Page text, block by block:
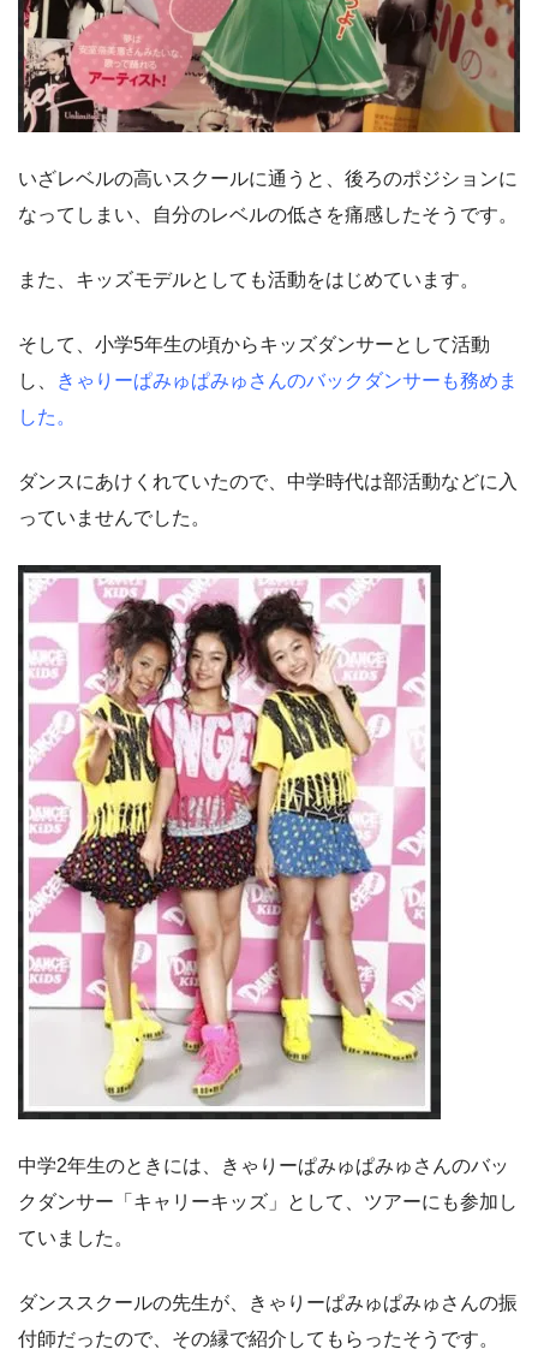
いざレベルの高いスクールに通うと、後ろのポジションに
なってしまい、自分のレベルの低さを痛感したそうです。
また、キッズモデルとしても活動をはじめています。
そして、小学5年生の頃からキッズダンサーとして活動
し、
きゃりーぱみゅぱみゅさんのバックダンサーも務めま
した。
ダンスにあけくれていたので、中学時代は部活動などに入
っていませんでした。
中学2年生のときには、きゃりーぱみゅぱみゅさんのバッ
クダンサー「キャリーキッズ」として、ツアーにも参加し
ていました。
ダンススクールの先生が、きゃりーぱみゅぱみゅさんの振
付師だったので、その縁で紹介してもらったそうです。